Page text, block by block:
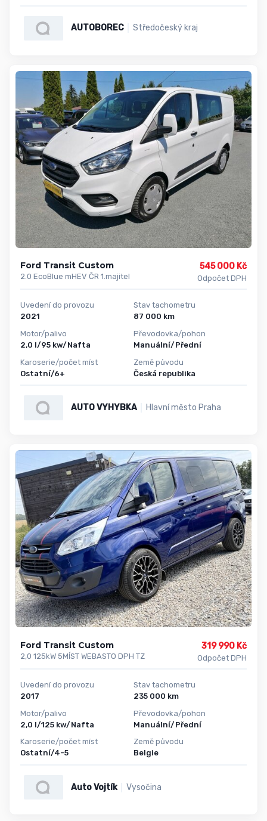
AUTOBOREC Středočeský kraj
Ford Transit Custom
2.0 EcoBlue mHEV ČR 1.majitel
545 000 Kč
Odpočet DPH
Uvedení do provozu
2021
Motor/palivo
2,0 l/95 kw/Nafta
Karoserie/počet míst
Ostatní/6+
Stav tachometru
87 000 km
Převodovka/pohon
Manuální/Přední
Země původu
Česká republika
AUTO VYHYBKA Hlavní město Praha
Ford Transit Custom
2,0 125kW 5MÍST WEBASTO DPH TZ
319 990 Kč
Odpočet DPH
Uvedení do provozu
2017
Motor/palivo
2,0 l/125 kw/Nafta
Karoserie/počet míst
Ostatní/4-5
Stav tachometru
235 000 km
Převodovka/pohon
Manuální/Přední
Země původu
Belgie
Auto Vojtík Vysočina